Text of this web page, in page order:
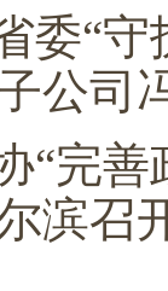
委“
公司
“完
滨召